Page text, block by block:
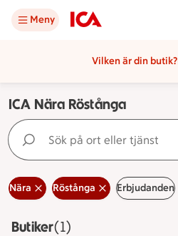
Meny
Vilken är din butik?
ICA Nära Röstånga
Sök på ort eller tjänst
Nära Röstånga Erbjudanden
ButikerVisar 1 stycken
(1)